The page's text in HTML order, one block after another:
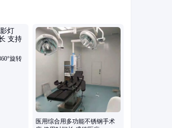
旋转
医用综合用多功能不锈钢手术